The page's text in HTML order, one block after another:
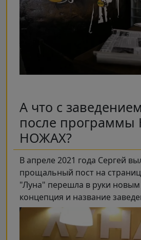
А что с
после программы
НОЖАХ?
В апреле 2021 года Сергей
прощальный пост на
"Луна" перешла в руки
концепция и название